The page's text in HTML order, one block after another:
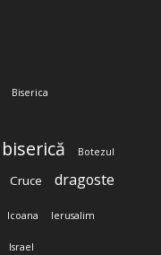
Biserica
biserică Botezul
Cruce dragoste
Icoana Ierusalim
Israel